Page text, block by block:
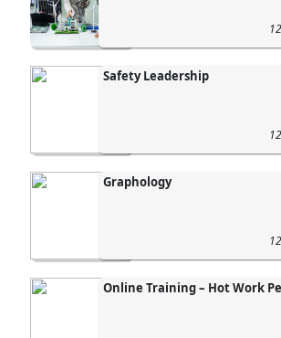
Safety Leadership
Graphology
Online Training – Hot Work